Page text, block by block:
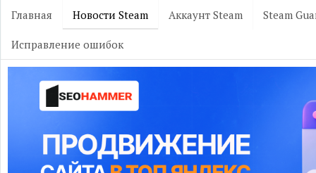
Главная Новости Steam Аккаунт Steam Steam
Исправление ошибок